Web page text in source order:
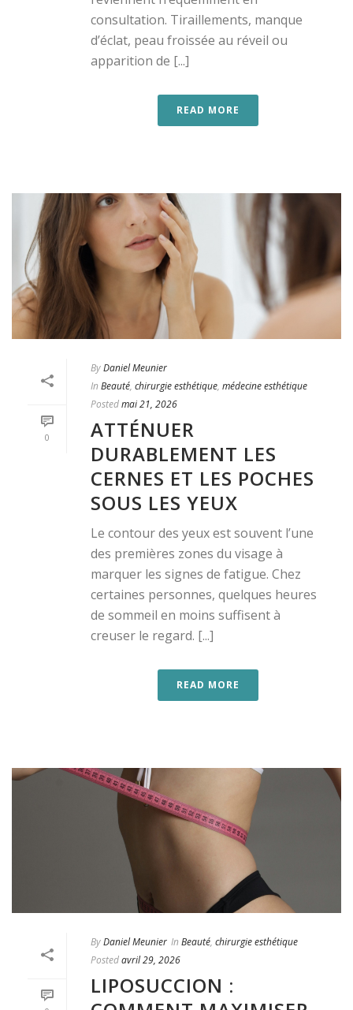
consultation. Tiraillements, manque
d’éclat, peau froissée au réveil ou
apparition de [...]
READ MORE
0
ByDaniel Meunier
In Beauté, chirurgie esthétique, médecine esthétique
Postedmai 21, 2026
ATTÉNUER
DURABLEMENT LES
CERNES ET LES POCHES
SOUS LES YEUX
Le contour des yeux est souvent l’une
des premières zones du visage à
marquer les signes de fatigue. Chez
certaines personnes, quelques heures
de sommeil en moins suffisent à
creuser le regard. [...]
READ MORE
ByDaniel Meunier In Beauté, chirurgie esthétique
Postedavril 29, 2026
LIPOSUCCION :